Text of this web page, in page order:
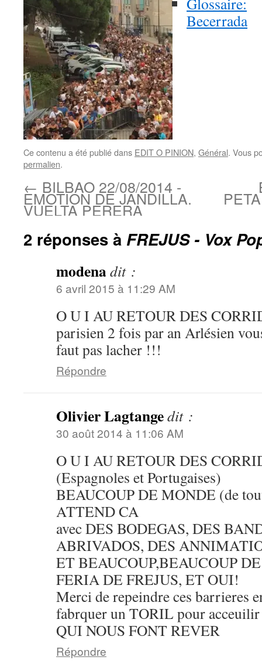
Becerrada
Ce contenu a été publié dans EDIT O PINION, Général. Vous
permalien.
← BILBAO 22/08/2014 -
EMOTION DE JANDILLA.
VUELTA PERERA
2 réponses à FREJUS - Vox
modenadit :
6 avril 2015 à 11:29 AM
O U I AU RETOUR DES
parisien 2 fois par an Arlésien
faut pas lacher !!!
Répondre
Olivier Lagtangedit :
30 août 2014 à 11:06 AM
O U I AU RETOUR DES
(Espagnoles et Portugaises)
BEAUCOUP DE MONDE (de
ATTEND CA
avec DES BODEGAS, DES
ABRIVADOS, DES
ET BEAUCOUP,BEAUCOUP
FERIA DE FREJUS, ET OUI!
Merci de repeindre ces barrieres
fabrquer un TORIL pour
QUI NOUS FONT REVER
Répondre